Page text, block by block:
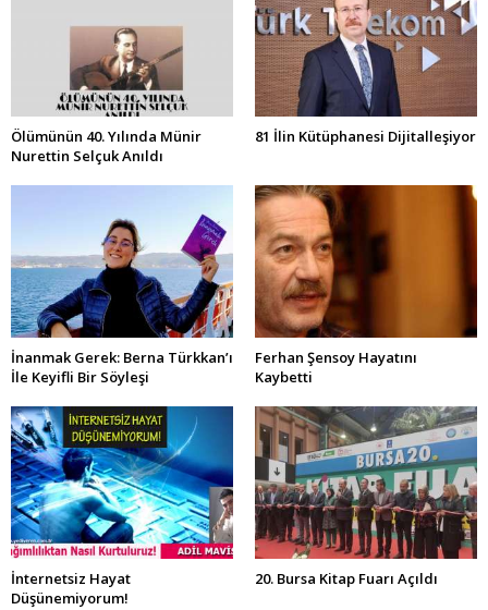
Ölümünün 40. Yılında Münir
Nurettin Selçuk Anıldı
81 İlin Kütüphanesi Dijitalleşiyor
İnanmak Gerek: Berna Türkkan’ı
İle Keyifli Bir Söyleşi
Ferhan Şensoy Hayatını
Kaybetti
İnternetsiz Hayat
Düşünemiyorum!
20. Bursa Kitap Fuarı Açıldı